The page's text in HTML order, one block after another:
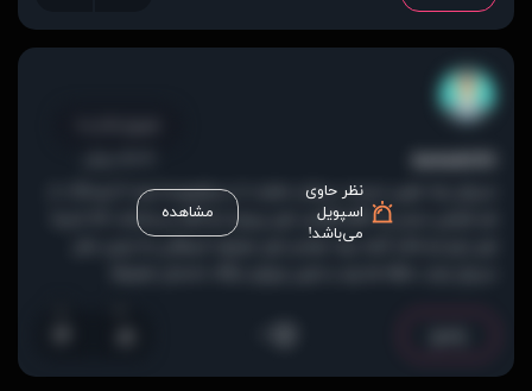
سریال زیاد خوبی نیست، بیشتر حمایت از سیاهپوستا بود تا ترسناک، از
هر فیلمی دیدن یه الگو گرفتن، اون پیرمرد تو کلبه ی وحشت که شبیه
اون یارو تو شاتر آیلند بود، اومدن اون موجود شیطانی به زمین مثل
نظر حاوی
اسپویل
می‌باشد!
مشاهده